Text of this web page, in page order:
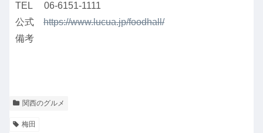
TEL 06-6151-1111
公式 https://www.lucua.jp/foodhall/
備考
関西のグルメ
梅田